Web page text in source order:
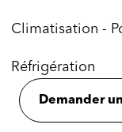
Climatisation -
Réfrigération
Demander